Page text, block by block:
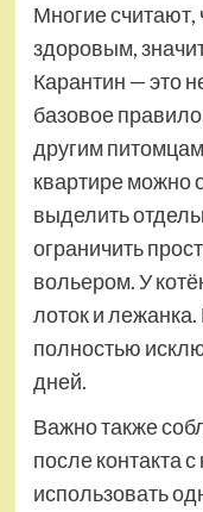
Многие считают,
здоровым,
Карантин — это
базовое
другим
квартире можно
выделить
ограничить
вольером. У
лоток и
полностью
дней.
Важно также
после контакта
использовать